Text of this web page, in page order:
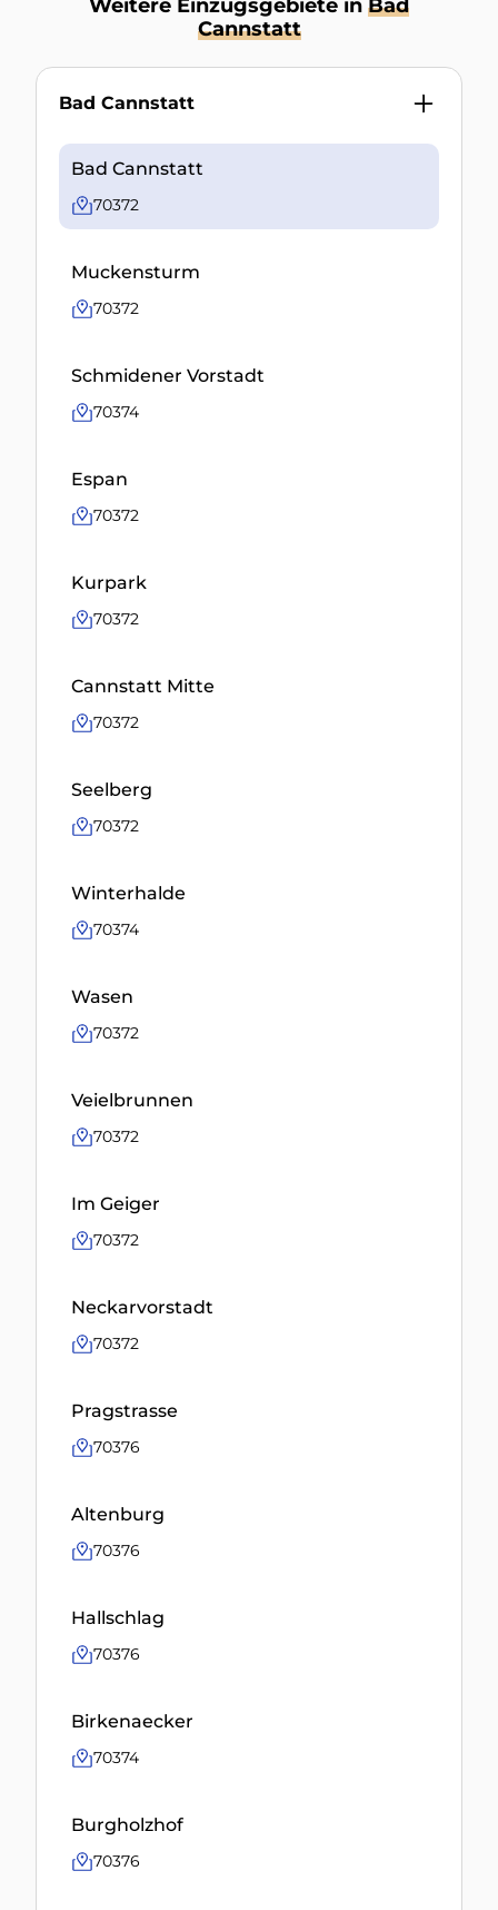
Weitere Einzugsgebiete in Bad
Cannstatt
Bad Cannstatt
Bad Cannstatt
70372
Muckensturm
70372
Schmidener Vorstadt
70374
Espan
70372
Kurpark
70372
Cannstatt Mitte
70372
Seelberg
70372
Winterhalde
70374
Wasen
70372
Veielbrunnen
70372
Im Geiger
70372
Neckarvorstadt
70372
Pragstrasse
70376
Altenburg
70376
Hallschlag
70376
Birkenaecker
70374
Burgholzhof
70376